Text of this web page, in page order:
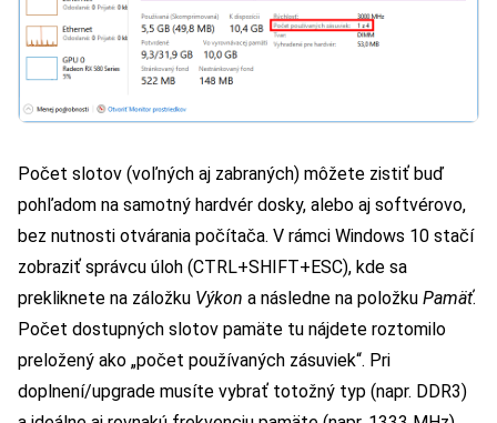
Počet slotov (voľných aj zabraných) môžete zistiť buď
pohľadom na samotný hardvér dosky, alebo aj softvérovo,
bez nutnosti otvárania počítača. V rámci Windows 10 stačí
zobraziť správcu úloh (CTRL+SHIFT+ESC), kde sa
prekliknete na záložku Výkon a následne na položku Pamäť.
Počet dostupných slotov pamäte tu nájdete roztomilo
preložený ako „počet používaných zásuviek“. Pri
doplnení/upgrade musíte vybrať totožný typ (napr. DDR3)